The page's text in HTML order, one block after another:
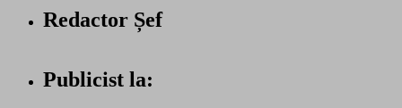
Redactor Șef
Publicist la: